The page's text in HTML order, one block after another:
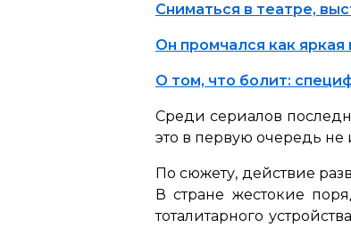
Сниматься в театре,
Он промчался как
О том, что болит:
Среди сериалов
это в первую очередь
По сюжету, действие
В стране жестокие
тоталитарного